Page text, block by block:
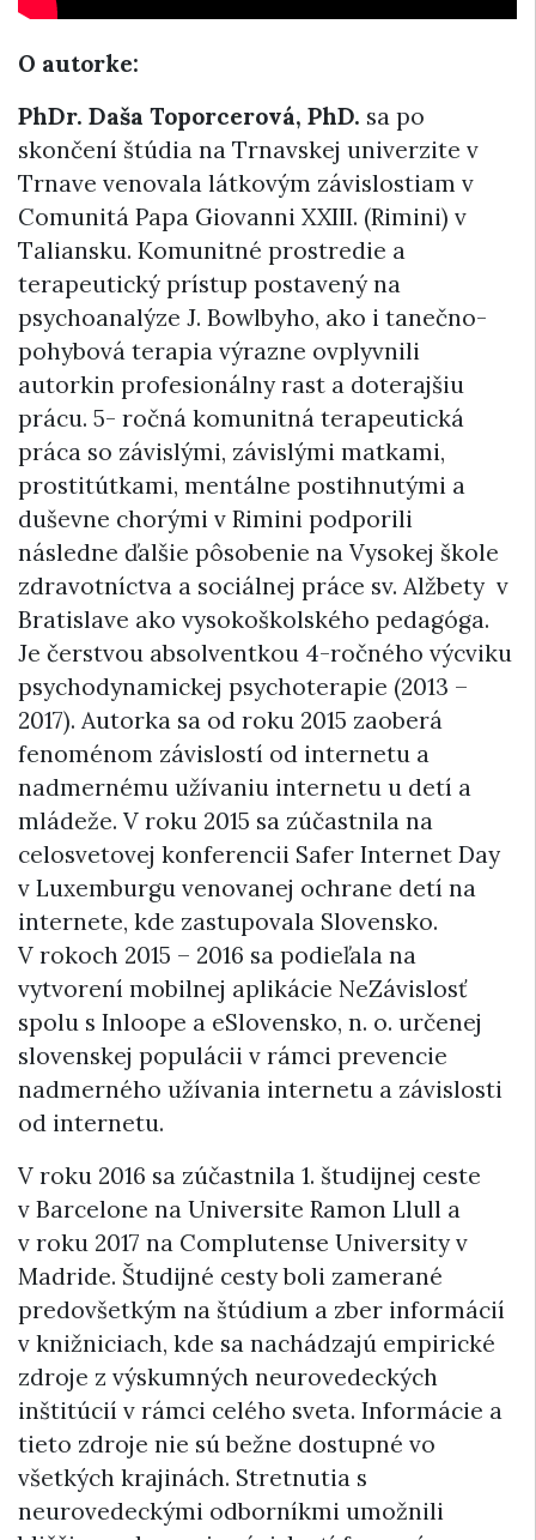
O autorke:
PhDr. Daša Toporcerová, PhD. sa po
skončení štúdia na Trnavskej univerzite v
Trnave venovala látkovým závislostiam v
Comunitá Papa Giovanni XXIII. (Rimini) v
Taliansku. Komunitné prostredie a
terapeutický prístup postavený na
psychoanalýze J. Bowlbyho, ako i tanečno-
pohybová terapia výrazne ovplyvnili
autorkin profesionálny rast a doterajšiu
prácu. 5- ročná komunitná terapeutická
práca so závislými, závislými matkami,
prostitútkami, mentálne postihnutými a
duševne chorými v Rimini podporili
následne ďalšie pôsobenie na Vysokej škole
zdravotníctva a sociálnej práce sv. Alžbety v
Bratislave ako vysokoškolského pedagóga.
Je čerstvou absolventkou 4-ročného výcviku
psychodynamickej psychoterapie (2013 –
2017). Autorka sa od roku 2015 zaoberá
fenoménom závislostí od internetu a
nadmernému užívaniu internetu u detí a
mládeže. V roku 2015 sa zúčastnila na
celosvetovej konferencii Safer Internet Day
v Luxemburgu venovanej ochrane detí na
internete, kde zastupovala Slovensko.
V rokoch 2015 – 2016 sa podieľala na
vytvorení mobilnej aplikácie NeZávislosť
spolu s Inloope a eSlovensko, n. o. určenej
slovenskej populácii v rámci prevencie
nadmerného užívania internetu a závislosti
od internetu.
V roku 2016 sa zúčastnila 1. študijnej ceste
v Barcelone na Universite Ramon Llull a
v roku 2017 na Complutense University v
Madride. Študijné cesty boli zamerané
predovšetkým na štúdium a zber informácií
v knižniciach, kde sa nachádzajú empirické
zdroje z výskumných neurovedeckých
inštitúcií v rámci celého sveta. Informácie a
tieto zdroje nie sú bežne dostupné vo
všetkých krajinách. Stretnutia s
neurovedeckými odborníkmi umožnili